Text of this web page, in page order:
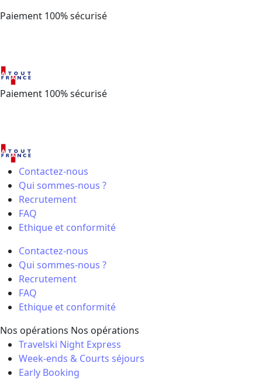
Paiement 100% sécurisé
Paiement 100% sécurisé
Contactez-nous
Qui sommes-nous ?
Recrutement
FAQ
Ethique et conformité
Contactez-nous
Qui sommes-nous ?
Recrutement
FAQ
Ethique et conformité
Nos opérations Nos opérations
Travelski Night Express
Week-ends & Courts séjours
Early Booking